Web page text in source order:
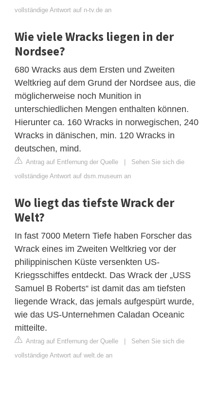
vollständige Antwort auf n-tv.de an
Wie viele Wracks liegen in der
Nordsee?
680 Wracks aus dem Ersten und Zweiten
Weltkrieg auf dem Grund der Nordsee aus, die
möglicherweise noch Munition in
unterschiedlichen Mengen enthalten können.
Hierunter ca. 160 Wracks in norwegischen, 240
Wracks in dänischen, min. 120 Wracks in
deutschen, mind.
Antrag auf Entfernung der Quelle | Sehen Sie sich die
vollständige Antwort auf dsm.museum an
Wo liegt das tiefste Wrack der
Welt?
In fast 7000 Metern Tiefe haben Forscher das
Wrack eines im Zweiten Weltkrieg vor der
philippinischen Küste versenkten US-
Kriegsschiffes entdeckt. Das Wrack der „USS
Samuel B Roberts“ ist damit das am tiefsten
liegende Wrack, das jemals aufgespürt wurde,
wie das US-Unternehmen Caladan Oceanic
mitteilte.
Antrag auf Entfernung der Quelle | Sehen Sie sich die
vollständige Antwort auf welt.de an